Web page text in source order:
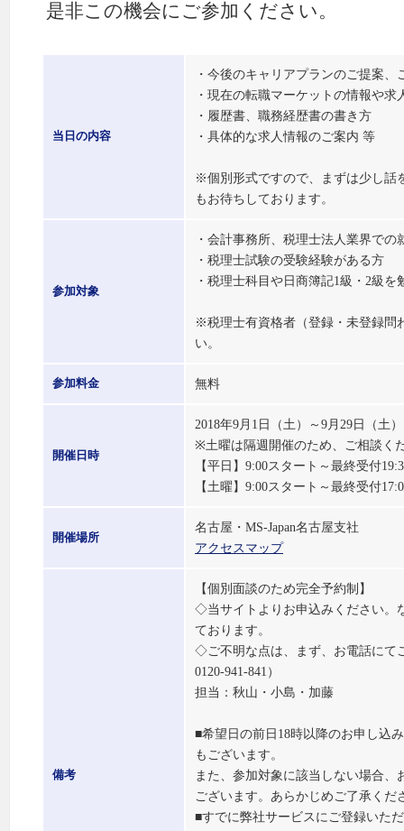
是非この機会にご参加ください。
当日の内容
・今後のキャリアプランのご提案、
・現在の転職マーケットの情報や求
・履歴書、職務経歴書の書き方
・具体的な求人情報のご案内 等
※個別形式ですので、まずは少し話
もお待ちしております。
参加対象
・会計事務所、税理士法人業界で
・税理士試験の受験経験がある方
・税理士科目や日商簿記1級・2級を
※税理士有資格者（登録・未登録問
い。
参加料金 無料
開催日時
2018年9月1日（土）～9月29日（
※土曜は隔週開催のため、ご相談く
【平日】9:00スタート～最終受付
【土曜】9:00スタート～最終受付
開催場所
名古屋・MS-Japan名古屋支社
アクセスマップ
備考
【個別面談のため完全予約制】
◇当サイトよりお申込みください。
ております。
◇ご不明な点は、まず、お電話にて
0120-941-841）
担当：秋山・小島・加藤
■希望日の前日18時以降のお申し込
もございます。
また、参加対象に該当しない場合
ございます。あらかじめご了承くだ
■すでに弊社サービスにご登録いた